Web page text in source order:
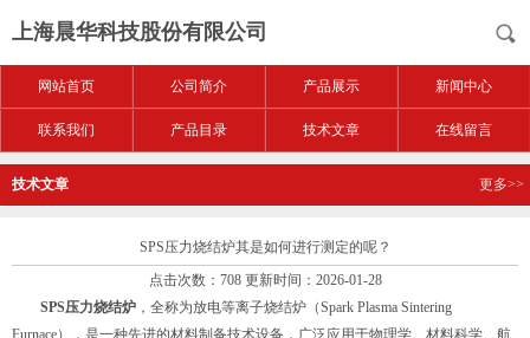
上海晨华科技股份有限公司
网站首页 公司简介 产品展示 新闻中心
联系我们 产品目录 技术文章 在线留言
技术文章 更多>>
SPS压力烧结炉其是如何进行测定的呢？
点击次数：708 更新时间：2026-01-28
SPS压力烧结炉 ，全称为放电等离子烧结炉（Spark Plasma Sintering
Furnace），是一种先进的材料制备技术设备，广泛应用于物理学、材料科学、航